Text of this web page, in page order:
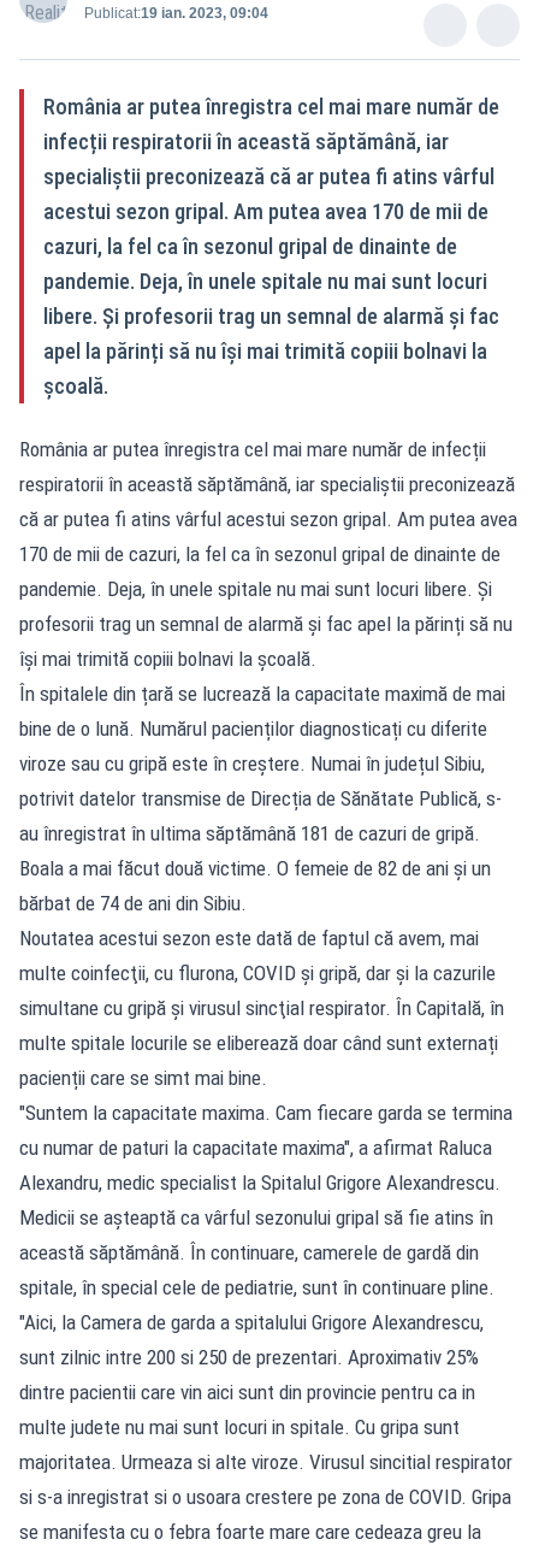
Publicat:19 ian. 2023, 09:04
România ar putea înregistra cel mai mare număr de
infecții respiratorii în această săptămână, iar
specialiștii preconizează că ar putea fi atins vârful
acestui sezon gripal. Am putea avea 170 de mii de
cazuri, la fel ca în sezonul gripal de dinainte de
pandemie. Deja, în unele spitale nu mai sunt locuri
libere. Și profesorii trag un semnal de alarmă și fac
apel la părinți să nu își mai trimită copiii bolnavi la
școală.
România ar putea înregistra cel mai mare număr de infecții
respiratorii în această săptămână, iar specialiștii preconizează
că ar putea fi atins vârful acestui sezon gripal. Am putea avea
170 de mii de cazuri, la fel ca în sezonul gripal de dinainte de
pandemie. Deja, în unele spitale nu mai sunt locuri libere. Și
profesorii trag un semnal de alarmă și fac apel la părinți să nu
își mai trimită copiii bolnavi la școală.
În spitalele din țară se lucrează la capacitate maximă de mai
bine de o lună. Numărul pacienților diagnosticați cu diferite
viroze sau cu gripă este în creștere. Numai în județul Sibiu,
potrivit datelor transmise de Direcția de Sănătate Publică, s-
au înregistrat în ultima săptămână 181 de cazuri de gripă.
Boala a mai făcut două victime. O femeie de 82 de ani și un
bărbat de 74 de ani din Sibiu.
Noutatea acestui sezon este dată de faptul că avem, mai
multe coinfecţii, cu flurona, COVID şi gripă, dar şi la cazurile
simultane cu gripă şi virusul sincţial respirator. În Capitală, în
multe spitale locurile se eliberează doar când sunt externați
pacienții care se simt mai bine.
"Suntem la capacitate maxima. Cam fiecare garda se termina
cu numar de paturi la capacitate maxima", a afirmat Raluca
Alexandru, medic specialist la Spitalul Grigore Alexandrescu.
Medicii se așteaptă ca vârful sezonului gripal să fie atins în
această săptămână. În continuare, camerele de gardă din
spitale, în special cele de pediatrie, sunt în continuare pline.
"Aici, la Camera de garda a spitalului Grigore Alexandrescu,
sunt zilnic intre 200 si 250 de prezentari. Aproximativ 25%
dintre pacientii care vin aici sunt din provincie pentru ca in
multe judete nu mai sunt locuri in spitale. Cu gripa sunt
majoritatea. Urmeaza si alte viroze. Virusul sincitial respirator
si s-a inregistrat si o usoara crestere pe zona de COVID. Gripa
se manifesta cu o febra foarte mare care cedeaza greu la